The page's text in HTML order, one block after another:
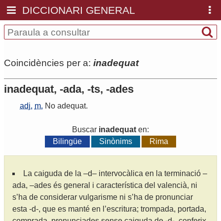
DICCIONARI GENERAL
Coincidències per a: inadequat
inadequat, -ada, -ts, -ades
adj. m. No adequat.
Buscar inadequat en:
Bilingüe
Sinònims Rima
La caiguda de la –d– intervocàlica en la terminació –
ada, –ades és general i característica del valencià, ni
s’ha de considerar vulgarisme ni s’ha de pronunciar
esta -d-, que es manté en l’escritura; trompada, portada,